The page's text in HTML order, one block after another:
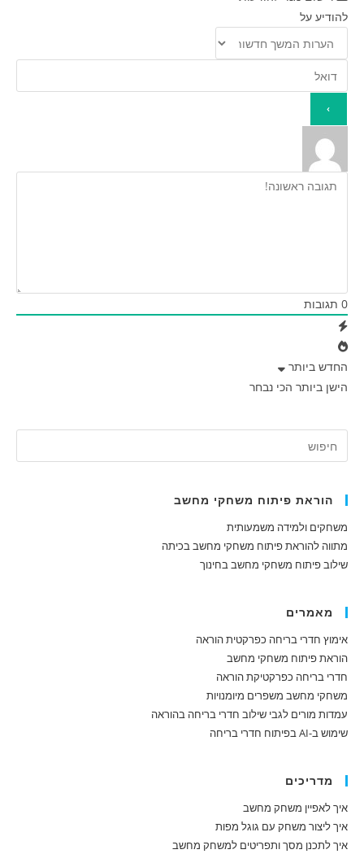
להודיע על
0 תגובות
החדש ביותר
הישן ביותר הכי נבחר
הוראת פיתוח משחקי מחשב
משחקים ולמידה משמעותית
מתווה להוראת פיתוח משחקי מחשב בכיתה
שילוב פיתוח משחקי מחשב בחינוך
מאמרים
אימוץ חדרי בריחה כפרקטית הוראה
הוראת פיתוח משחקי מחשב
חדרי בריחה כפרקטיקת הוראה
משחקי מחשב משפרים מיומנויות
עמדות מורים לגבי שילוב חדרי בריחה בהוראה
שימוש ב-AI בפיתוח חדרי בריחה
מדריכים
איך לאפיין משחק מחשב
איך ליצור משחק עם גוגל מפות
איך לתכנן מסך ותפריטים למשחק מחשב